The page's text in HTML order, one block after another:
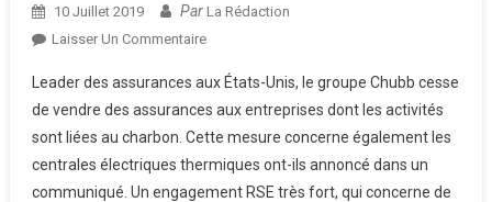
10 Juillet 2019 Par La Rédaction
Laisser Un CommentaireSur
Géant
Des
Assurances
Aux
USA
Leader des assurances aux États-Unis, le groupe Chubb cesse
de vendre des assurances aux entreprises dont les activités
sont liées au charbon. Cette mesure concerne également les
centrales électriques thermiques ont-ils annoncé dans un
communiqué. Un engagement RSE très fort, qui concerne de